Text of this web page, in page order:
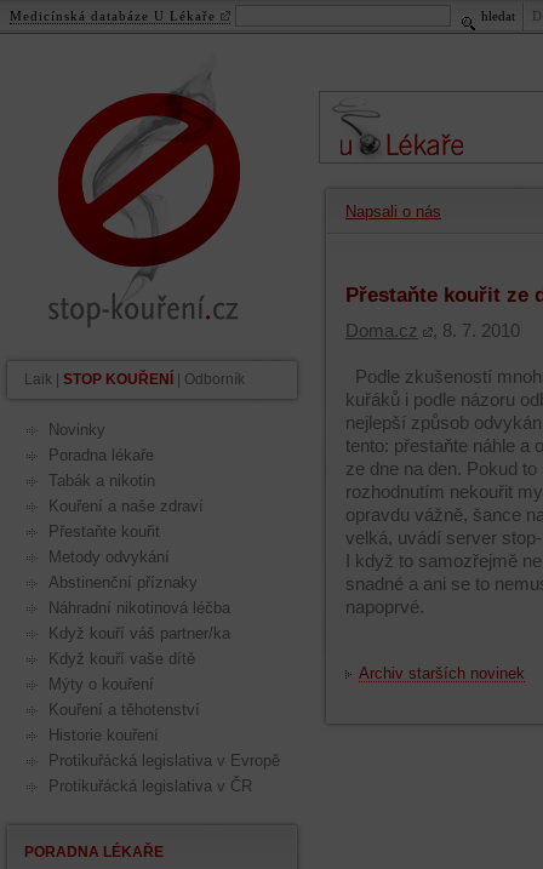
stop-kouření.cz
Laik STOP KOUŘENÍ Odborník
Novinky
Poradna lékaře
Tabák a nikotin
Kouření a naše zdraví
Přestaňte kouřit
Metody odvykání
Abstinenční příznaky
Náhradní nikotinová léčba
Když kouří váš partner/ka
Když kouří vaše dítě
Mýty o kouření
Kouření a těhotenství
Historie kouření
Protikuřácká legislativa v Evropě
Protikuřácká legislativa v ČR
PORADNA LÉKAŘE
Napsali o nás
Přestaňte kouřit ze
Doma.cz , 8. 7. 2010
Podle zkušeností
kuřáků i podle názoru
nejlepší způsob
tento: přestaňte náhle a
ze dne na den. Pokud
rozhodnutím nekouřit
opravdu vážně, šance
velká, uvádí server
I když to samozřejmě
snadné a ani se to
napoprvé.
Archiv starších novinek
Medicínská databáze U Lékaře hledat